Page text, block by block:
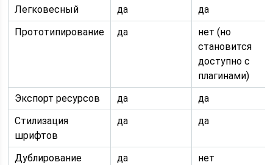
Легковесный да
да
Прототипирование
да
нет (но
становится
доступно с
плагинами)
Экспорт ресурсов
да
да
Стилизация
шрифтов
да да
Дублирование
да нет